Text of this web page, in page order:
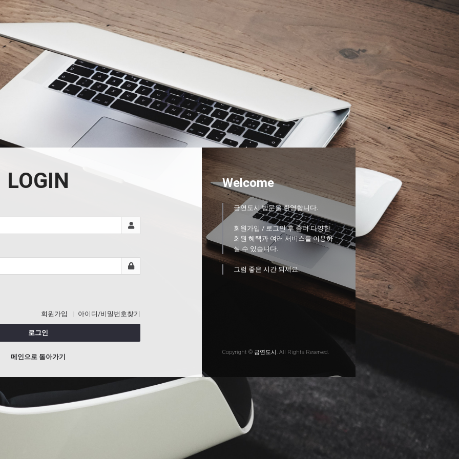
LOGIN
회원가입 아이디/비밀번호찾기
로그인
메인으로 돌아가기
Welcome
금연도시 방문을 환영합니다.
회원가입 / 로그인 후 좀더 다양한
회원 혜택과 여러 서비스를 이용하
실 수 있습니다.
그럼 좋은 시간 되세요.
Copyright © 금연도시. All Rights Reserved.